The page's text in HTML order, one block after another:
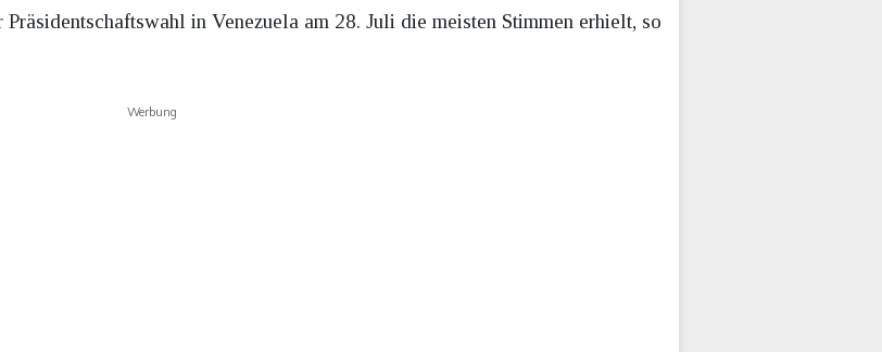
in Venezuela am 28. Juli die meisten Stimmen erhielt, so
Werbung